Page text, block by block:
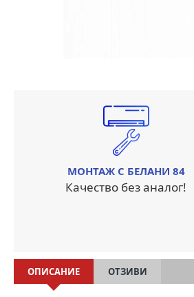
МОНТАЖ С БЕЛАНИ 84
Качество без аналог!
ОПИСАНИЕ ОТЗИВИ